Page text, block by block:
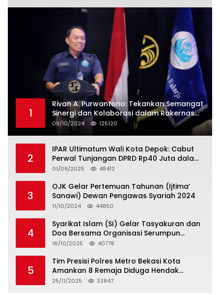
1
Rivan A. Purwantono: Tekankan Semangat
Sinergi dan Kolaborasi dalam Rakernas
Serikat Pekerja Jasa Raharja
09/10/2024 125120
2
IPAR Ultimatum Wali Kota Depok: Cabut
Perwal Tunjangan DPRD Rp40 Juta dalam
5 Hari atau Hadapi Aksi Rakyat
01/09/2025 48412
3
OJK Gelar Pertemuan Tahunan (Ijtima’
Sanawi) Dewan Pengawas Syariah 2024
11/10/2024 44850
4
Syarikat Islam (SI) Gelar Tasyakuran dan
Doa Bersama Organisasi Serumpun
Syarikat Islam Doa
16/10/2025 40778
5
Tim Presisi Polres Metro Bekasi Kota
Amankan 8 Remaja Diduga Hendak
Tawuran
25/11/2025 33847